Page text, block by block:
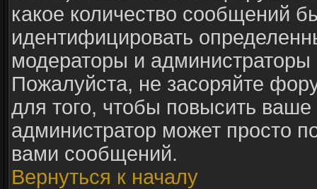
какое количество сообщений
идентифицировать
модераторы и
Пожалуйста, не засоряйте
для того, чтобы повысить
администратор может просто
вами сообщений.
Вернуться к началу